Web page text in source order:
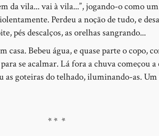
da vila... vai à vila...”, jogando-o como
Perdeu a noção de tudo, e
pés descalços, as orelhas sangrando...
casa. Bebeu água, e quase parte o
se acalmar. Lá fora a chuva começou
as goteiras do telhado, iluminando-as.
* *